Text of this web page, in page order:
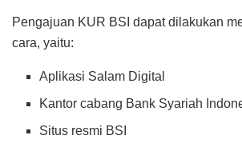
Pengajuan KUR BSI dapat dilakukan
cara, yaitu:
Aplikasi Salam Digital
Kantor cabang Bank Syariah
Situs resmi BSI